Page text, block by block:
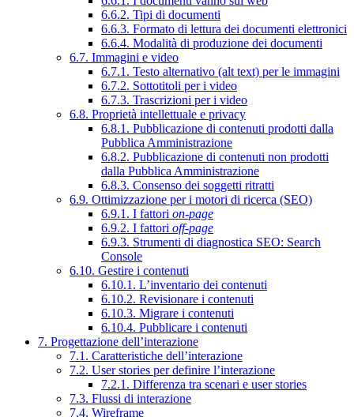
6.6.2. Tipi di documenti
6.6.3. Formato di lettura dei documenti elettronici
6.6.4. Modalità di produzione dei documenti
6.7. Immagini e video
6.7.1. Testo alternativo (alt text) per le immagini
6.7.2. Sottotitoli per i video
6.7.3. Trascrizioni per i video
6.8. Proprietà intellettuale e privacy
6.8.1. Pubblicazione di contenuti prodotti dalla
Pubblica Amministrazione
6.8.2. Pubblicazione di contenuti non prodotti
dalla Pubblica Amministrazione
6.8.3. Consenso dei soggetti ritratti
6.9. Ottimizzazione per i motori di ricerca (SEO)
6.9.1. I fattori on-page
6.9.2. I fattori off-page
6.9.3. Strumenti di diagnostica SEO: Search
Console
6.10. Gestire i contenuti
6.10.1. L’inventario dei contenuti
6.10.2. Revisionare i contenuti
6.10.3. Migrare i contenuti
6.10.4. Pubblicare i contenuti
7. Progettazione dell’interazione
7.1. Caratteristiche dell’interazione
7.2. User stories per definire l’interazione
7.2.1. Differenza tra scenari e user stories
7.3. Flussi di interazione
7.4. Wireframe